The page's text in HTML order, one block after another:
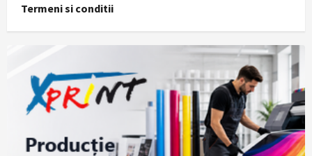
Termeni si conditii